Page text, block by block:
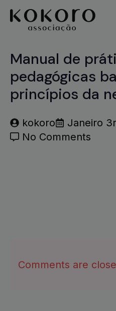
Manual de
pedagógicas
princípios da
kokoro
Janeiro
No Comments
Comments are